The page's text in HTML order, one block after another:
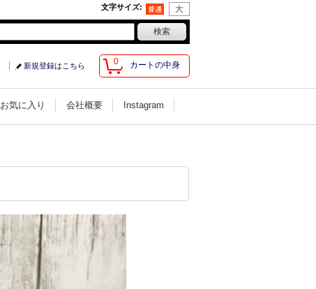
文字サイズ:
0 カートの中身
新規登録はこちら
お気に入り 会社概要 Instagram